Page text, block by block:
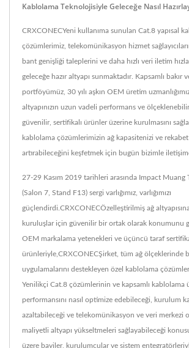
Kablolama Teknolojisiyle Geleceğe Nasıl
CRXCONECYeni kullanıma sunulan Cat.8 yapısal
çözümlerimiz, telekomünikasyon hizmet
bant genişliği taleplerini ve daha hızlı veri iletim
geleceğe hazır altyapı sunmaktadır. Kapsamlı bakır
portföyümüz, 30 yılı aşkın OEM üretim
altyapınızın uzun vadeli performans ve
güvenilir, sertifikalı ürünler üzerine kurulmasını
kablolama çözümlerimizin ağ kapasitenizi ve rekabet
artırabileceğini keşfetmek için bugün bizimle
27-29 Kasım 2019 tarihleri ​​arasında Impact Muang
(Salon 7, Stand F13) sergi varlığımız, varlığımızı
güçlendirdi.CRXCONECÖzelleştirilmiş ağ
kuruluşlar için güvenilir bir ortak olarak konumunu
OEM markalama yetenekleri ve üçüncü taraf
ürünleriyle,CRXCONECŞirket, tüm ağ ölçeklerinde
uygulamalarını destekleyen özel kablolama
Yenilikçi Cat.8 çözümlerinin ve kapsamlı kablolama
performansını nasıl optimize edebileceği, kurulum
azaltabileceği ve telekomünikasyon ve veri merkezi
maliyetli altyapı yükseltmeleri sağlayabileceği
üzere bayiler, kurulumcular ve sistem